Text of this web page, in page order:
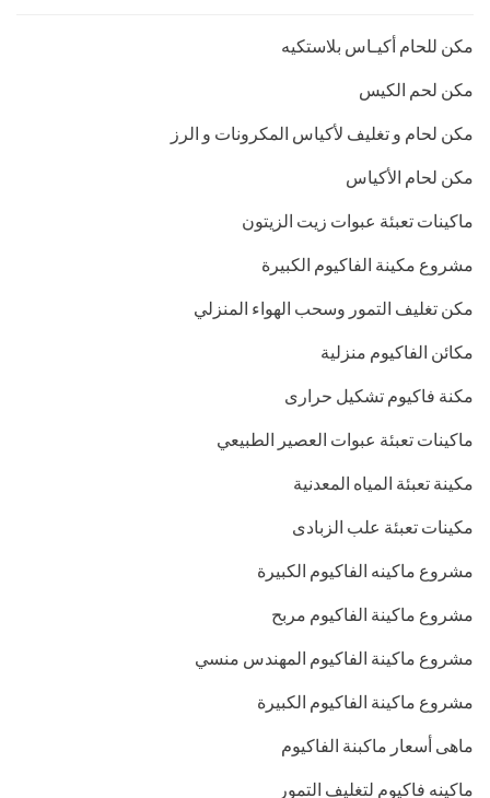
مكن للحام أكيـاس بلاستكيه
مكن لحم الكيس
مكن لحام و تغليف لأكياس المكرونات و الرز
مكن لحام الأكياس
ماكينات تعبئة عبوات زيت الزيتون
مشروع مكينة الفاكيوم الكبيرة
مكن تغليف التمور وسحب الهواء المنزلي
مكائن الفاكيوم منزلية
مكنة فاكيوم تشكيل حرارى
ماكينات تعبئة عبوات العصير الطبيعي
مكينة تعبئة المياه المعدنية
مكينات تعبئة علب الزبادى
مشروع ماكينه الفاكيوم الكبيرة
مشروع ماكينة الفاكيوم مربح
مشروع ماكينة الفاكيوم المهندس منسي
مشروع ماكينة الفاكيوم الكبيرة
ماهى أسعار ماكبنة الفاكيوم
ماكينه فاكيوم لتغليف التمور